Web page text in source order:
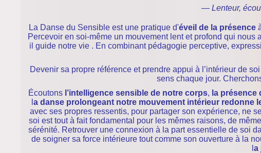
— Lenteur,
La Danse du Sensible est une pratique d'éveil de la présence
Percevoir en soi-même un mouvement lent et profond qui
il guide notre vie . En combinant pédagogie perceptive,
Devenir sa propre référence et prendre appui à l’intérieur de
sens chaque jour.
Écoutons l’intelligence sensible de notre corps, la
a danse prolongeant notre mouvement intérieur redonne
avec ses propres ressentis, pour partager son expérience, ne
soi est tout à fait fondamental pour les mêmes raisons, de
sérénité. Retrouver une connexion à la part essentielle de soi
de soigner sa force intérieure tout comme son ouverture à la
a